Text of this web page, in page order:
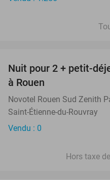
Nuit pour 2 + petit-
à Rouen
Novotel Rouen Sud Zenith
Saint-Étienne-du-Rouvray
Vendu : 0
Hors taxe